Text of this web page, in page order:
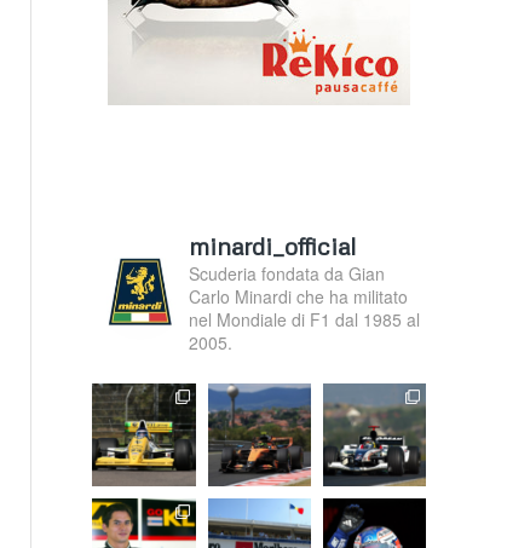
minardi_official
Scuderia fondata da Gian
Carlo Minardi che ha militato
nel Mondiale di F1 dal 1985 al
2005.